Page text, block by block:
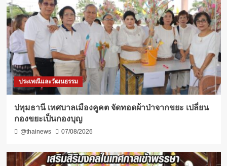
ประเพณีและวัฒนธรรม
ปทุมธานี เทศบาลเมืองคูคต จัดทอดผ้าป่าจากขยะ เปลี่ยน
กองขยะเป็นกองบุญ
@thainews 07/08/2026